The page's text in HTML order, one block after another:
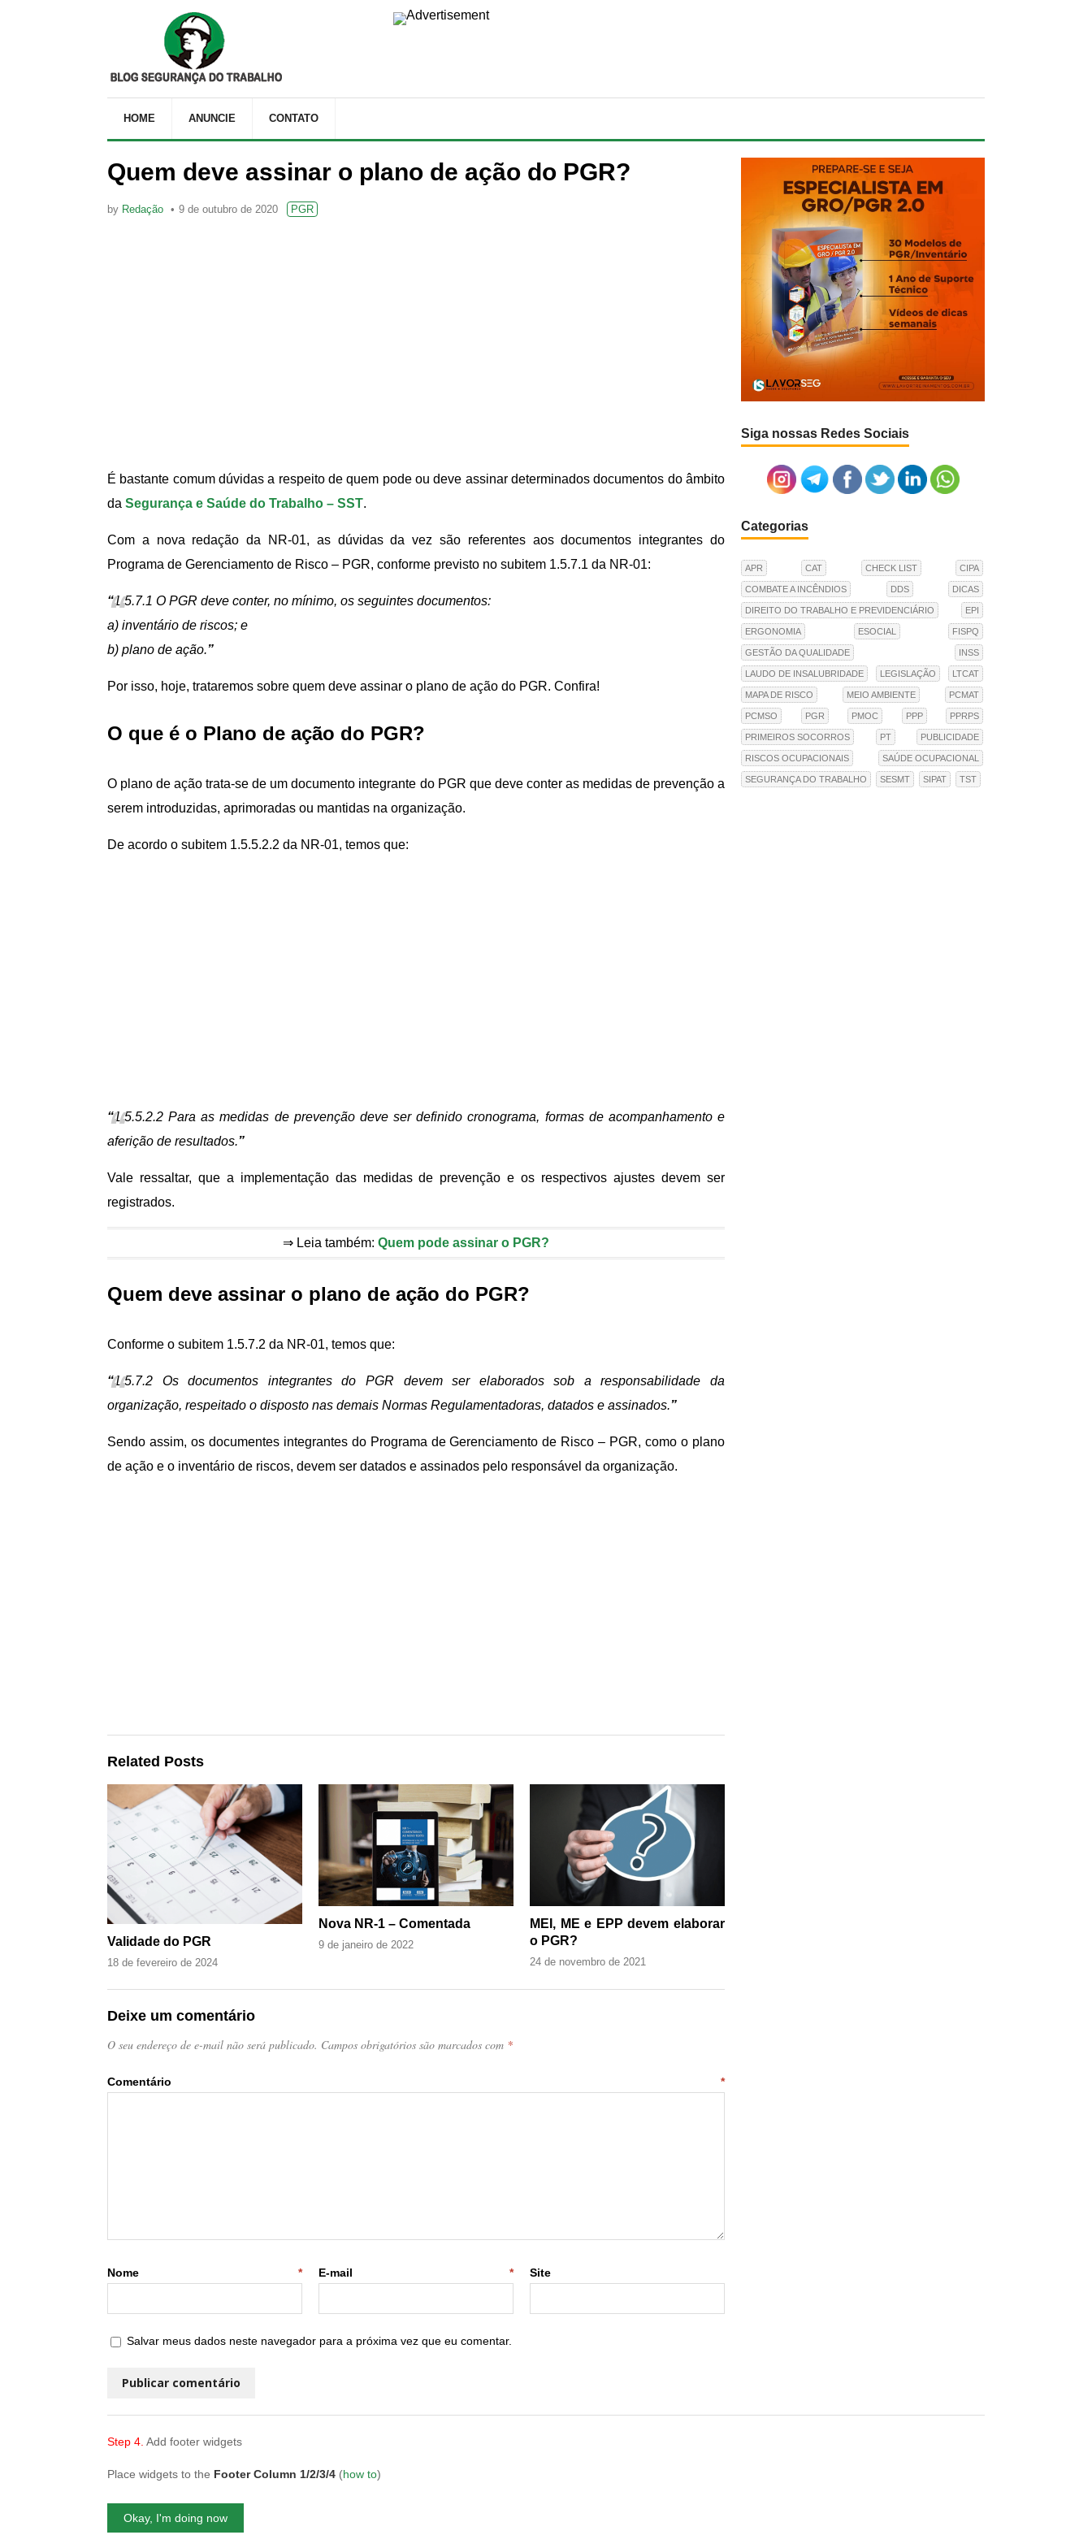
HOME ANUNCIE CONTATO
Quem deve assinar o plano de ação do PGR?
by Redação 9 de outubro de 2020 PGR
É bastante comum dúvidas a respeito de quem pode ou deve assinar determinados documentos do âmbito
da Segurança e Saúde do Trabalho – SST.
Com a nova redação da NR-01, as dúvidas da vez são referentes aos documentos integrantes do
Programa de Gerenciamento de Risco – PGR, conforme previsto no subitem 1.5.7.1 da NR-01:
“1.5.7.1 O PGR deve conter, no mínimo, os seguintes documentos:
a) inventário de riscos; e
b) plano de ação.”
Por isso, hoje, trataremos sobre quem deve assinar o plano de ação do PGR. Confira!
O que é o Plano de ação do PGR?
O plano de ação trata-se de um documento integrante do PGR que deve conter as medidas de prevenção a
serem introduzidas, aprimoradas ou mantidas na organização.
De acordo o subitem 1.5.5.2.2 da NR-01, temos que:
“1.5.5.2.2 Para as medidas de prevenção deve ser definido cronograma, formas de acompanhamento e
aferição de resultados.”
Vale ressaltar, que a implementação das medidas de prevenção e os respectivos ajustes devem ser
registrados.
⇒ Leia também: Quem pode assinar o PGR?
Quem deve assinar o plano de ação do PGR?
Conforme o subitem 1.5.7.2 da NR-01, temos que:
“1.5.7.2 Os documentos integrantes do PGR devem ser elaborados sob a responsabilidade da
organização, respeitado o disposto nas demais Normas Regulamentadoras, datados e assinados.”
Sendo assim, os documentes integrantes do Programa de Gerenciamento de Risco – PGR, como o plano
de ação e o inventário de riscos, devem ser datados e assinados pelo responsável da organização.
Related Posts
Validade do PGR
18 de fevereiro de 2024
Nova NR-1 – Comentada
9 de janeiro de 2022
MEI, ME e EPP devem elaborar
o PGR?
24 de novembro de 2021
Deixe um comentário
O seu endereço de e-mail não será publicado. Campos obrigatórios são marcados com *
Comentário *
Nome * E-mail * Site
Salvar meus dados neste navegador para a próxima vez que eu comentar.
Siga nossas Redes Sociais
Categorias
APR CAT CHECK LIST CIPA
COMBATE A INCÊNDIOS DDS DICAS
DIREITO DO TRABALHO E PREVIDENCIÁRIO EPI
ERGONOMIA ESOCIAL FISPQ
GESTÃO DA QUALIDADE INSS
LAUDO DE INSALUBRIDADE LEGISLAÇÃO LTCAT
MAPA DE RISCO MEIO AMBIENTE PCMAT
PCMSO PGR PMOC PPP PPRPS
PRIMEIROS SOCORROS PT PUBLICIDADE
RISCOS OCUPACIONAIS SAÚDE OCUPACIONAL
SEGURANÇA DO TRABALHO SESMT SIPAT TST
Step 4. Add footer widgets
Place widgets to the Footer Column 1/2/3/4 (how to)
Okay, I'm doing now